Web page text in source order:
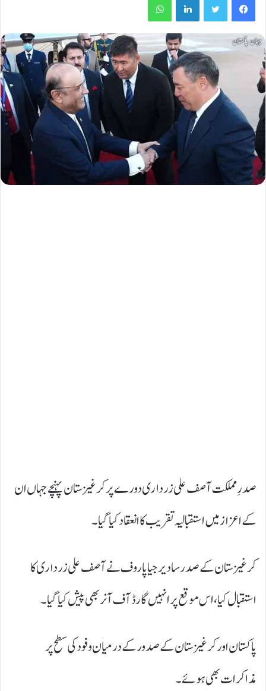
صدرِ مملکت آصف علی زرداری دورے پر کرغیزستان پہنچے جہاں ان
کے اعزاز میں استقبالیہ تقریب کا انعقاد کیا گیا۔
کرغیزستان کے صدر سادیر جیاپاروف نے آصف علی زرداری کا
استقبال کیا، اس موقع پر انہیں گارڈ آف آنر بھی پیش کیا گیا۔
پاکستان اور کرغیزستان کے صدور کے درمیان وفود کی سطح پر
مذاکرات بھی ہوئے۔